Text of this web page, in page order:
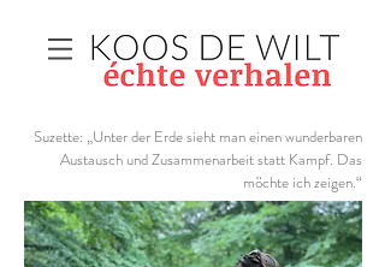
Suzette: „Unter der Erde sieht man einen wunderbaren
Austausch und Zusammenarbeit statt Kampf. Das
möchte ich zeigen.“